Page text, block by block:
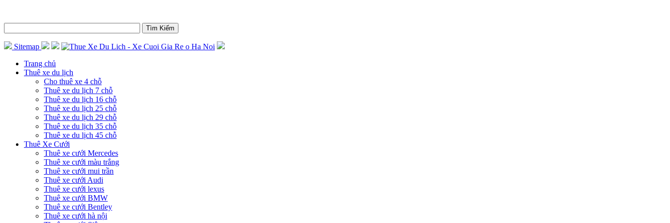
Sitemap
Trang chủ
Thuê xe du lịch
Cho thuê xe 4 chỗ
Thuê xe du lịch 7 chỗ
Thuê xe du lịch 16 chỗ
Thuê xe du lịch 25 chỗ
Thuê xe du lịch 29 chỗ
Thuê xe du lịch 35 chỗ
Thuê xe du lịch 45 chỗ
Thuê Xe Cưới
Thuê xe cưới Mercedes
Thuê xe cưới màu trắng
Thuê xe cưới mui trần
Thuê xe cưới Audi
Thuê xe cưới lexus
Thuê xe cưới BMW
Thuê xe cưới Bentley
Thuê xe cưới hà nội